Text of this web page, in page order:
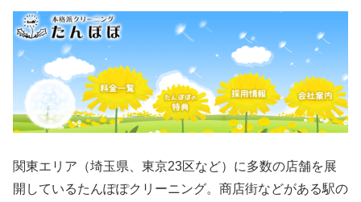
関東エリア（埼玉県、東京23区など）に多数の店舗を展
開しているたんぽぽクリーニング。商店街などがある駅の